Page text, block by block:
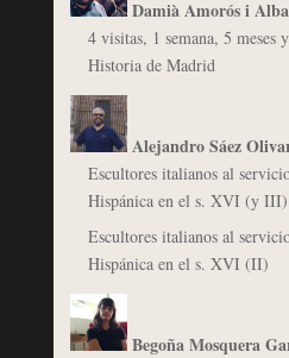
Damià Amorós i
4 visitas, 1 semana, 5 meses
Historia de Madrid
Alejandro Sáez
Escultores italianos al
Hispánica en el s. XVI (y III)
Escultores italianos al
Hispánica en el s. XVI (II)
Begoña Mosquera